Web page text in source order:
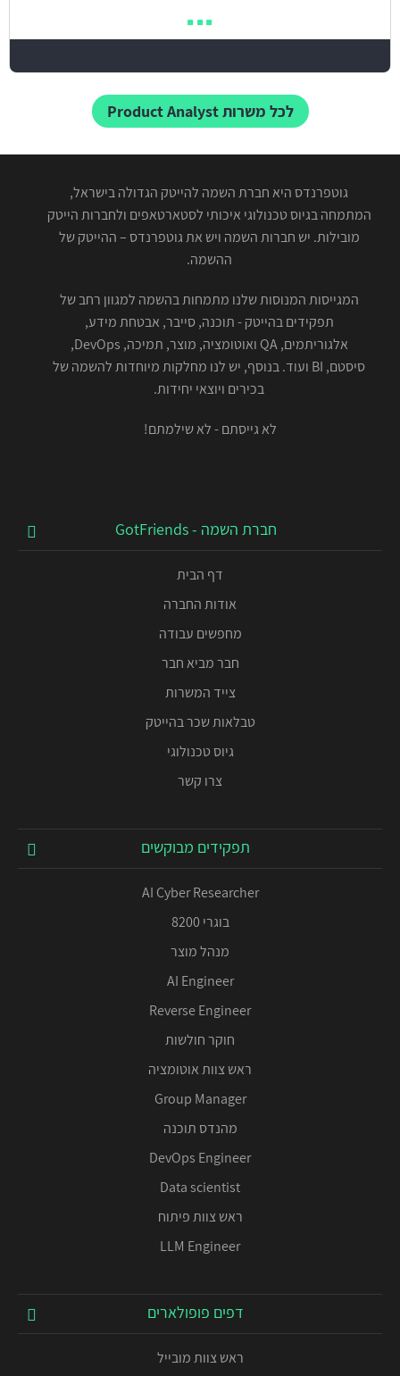
לכל משרות Product Analyst
גוטפרנדס היא חברת השמה להייטק הגדולה בישראל,
המתמחה בגיוס טכנולוגי איכותי לסטארטאפים ולחברות הייטק
מובילות. יש חברות השמה ויש את גוטפרנדס – ההייטק של
ההשמה.
המגייסות המנוסות שלנו מתמחות בהשמה למגוון רחב של
תפקידים בהייטק - תוכנה, סייבר, אבטחת מידע,
אלגוריתמים, QA ואוטומציה, מוצר, תמיכה, DevOps,
סיסטם, BI ועוד. בנוסף, יש לנו מחלקות מיוחדות להשמה של
בכירים ויוצאי יחידות.
לא גייסתם - לא שילמתם!
חברת השמה - GotFriends
דף הבית
אודות החברה
מחפשים עבודה
חבר מביא חבר
צייד המשרות
טבלאות שכר בהייטק
גיוס טכנולוגי
צרו קשר
תפקידים מבוקשים
AI Cyber Researcher
בוגרי 8200
מנהל מוצר
AI Engineer
Reverse Engineer
חוקר חולשות
ראש צוות אוטומציה
Group Manager
מהנדס תוכנה
DevOps Engineer
Data scientist
ראש צוות פיתוח
LLM Engineer
דפים פופולארים
ראש צוות מובייל